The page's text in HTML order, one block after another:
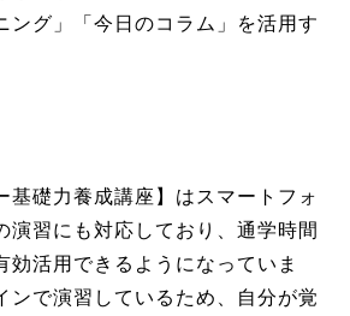
ング」「今日のコラム」を活用す
基礎力養成講座】はスマートフォ
演習にも対応しており、通学時間
効活用できるようになっていま
ンで演習しているため、自分が覚